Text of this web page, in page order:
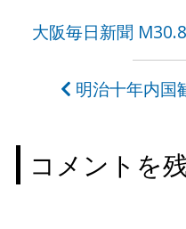
投
ビ
ゲ
大阪毎日新聞
明治十年内国
コメントを